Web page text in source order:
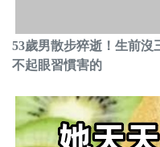
53歲男散步猝逝！生前
不起眼習慣害的